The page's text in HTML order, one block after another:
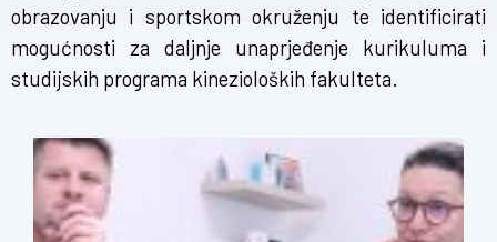
obrazovanju i sportskom okruženju te identificirati
mogućnosti za daljnje unaprjeđenje kurikuluma i
studijskih programa kinezioloških fakulteta.